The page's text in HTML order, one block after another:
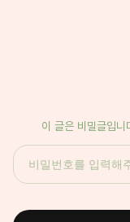
이 글은 비밀글입